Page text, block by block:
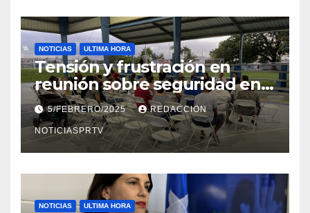
NOTICIAS ULTIMA HORA
Tensión y frustración en
reunión sobre seguridad en
Reparto Metropolitano
5/FEBRERO/2025 REDACCION
NOTICIASPRTV
NOTICIAS ULTIMA HORA